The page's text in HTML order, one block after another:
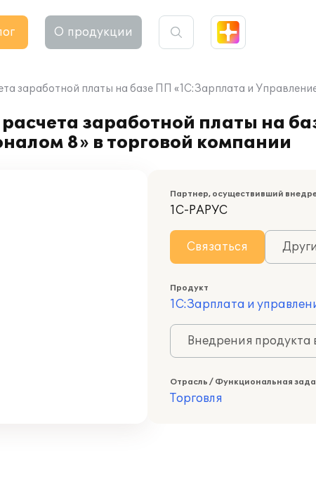
О продукции
заработной платы на базе ПП «1С:Зарплата и
заработной платы на
8» в торговой компании
Партнер, осуществивший
1С-РАРУС
Связаться
Продукт
1С:Зарплата и
Внедрения продукта
Отрасль / Функциональная
Торговля